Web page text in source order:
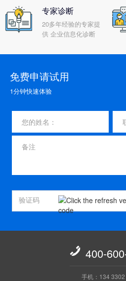
专家诊断
20多年经验的专家提
供 企业信息化诊断
免费申请试用
1分钟快速体验
 400-
手机：134